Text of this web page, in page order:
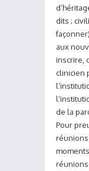
dits ;
aux
inscrire,
clinicien
de la
Pour